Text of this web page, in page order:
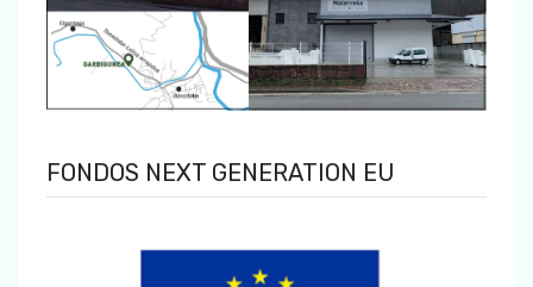
FONDOS NEXT GENERATION EU